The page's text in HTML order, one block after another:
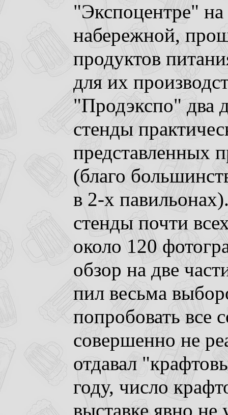
"Экспоцентре"
набережной,
продуктов
для их
"Продэкспо" два
стенды
представленных
(благо
в 2-х
стенды почти
около 120
обзор на две
пил весьма
попробовать все
совершенно не
отдавал
году, число
выставке явно не